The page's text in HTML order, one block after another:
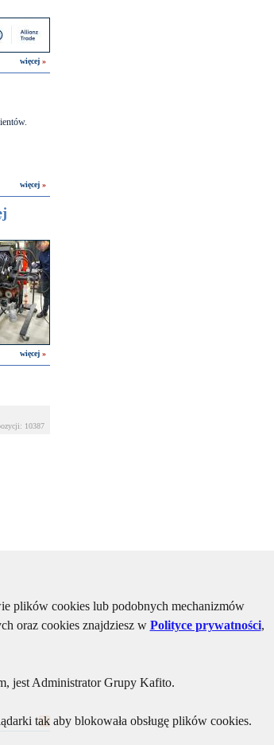
więcej »
więcej »
więcej »
10387
plików cookies lub podobnych mechanizmów
oraz cookies znajdziesz w Polityce prywatności,
jest Administrator Grupy Kafito.
tak aby blokowała obsługę plików cookies.